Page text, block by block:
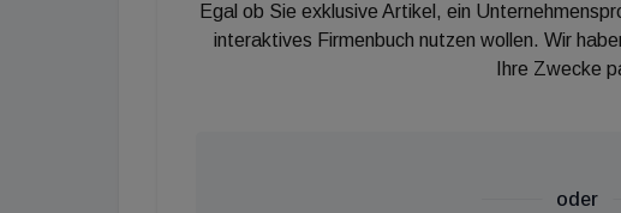
Egal ob Sie exklusive Artikel, ein
interaktives Firmenbuch nutzen wollen. Wir
Ihre Zwecke
oder